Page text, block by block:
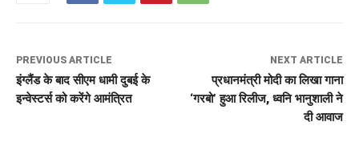
PREVIOUS ARTICLE
इंग्लैंड के बाद सीएम धामी दुबई के
इन्वेस्टर्स को करेंगे आमंत्रित
NEXT ARTICLE
प्रधानमंत्री मोदी का लिखा गाना
‘गरबो’ हुआ रिलीज, ध्वनि भानुशाली ने
दी आवाज